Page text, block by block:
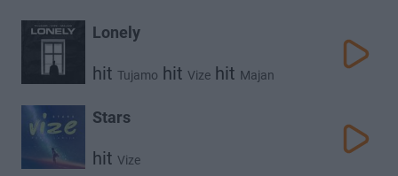
Lonely
hit Tujamo hit Vize hit Majan
Stars
hit Vize